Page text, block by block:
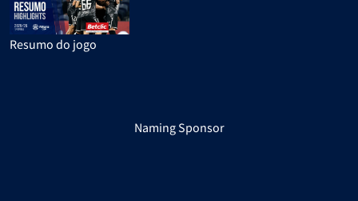
Resumo do jogo
Naming Sponsor